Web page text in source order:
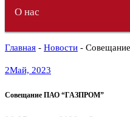
О нас
Главная - Новости -
2Май, 2023
Совещание ПАО “ГАЗПРОМ”